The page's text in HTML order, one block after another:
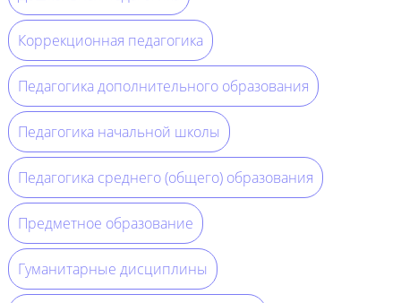
Коррекционная педагогика
Педагогика дополнительного образования
Педагогика начальной школы
Педагогика среднего (общего) образования
Предметное образование
Гуманитарные дисциплины